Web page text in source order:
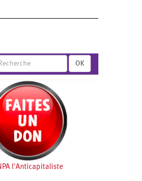
OK
l'Anticapitaliste